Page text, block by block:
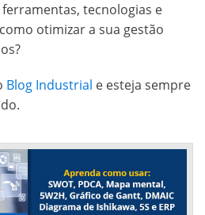
tecnologias e
otimizar a sua gestão
Blog Industrial e esteja sempre